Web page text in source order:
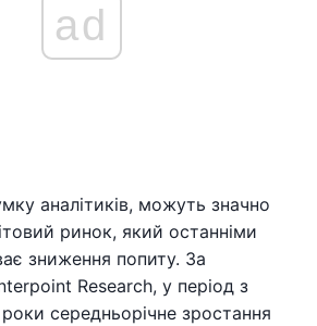
ad
аналітиків, можуть значно
ринок, який останніми
зниження попиту. За
Research, у період з
середньорічне зростання